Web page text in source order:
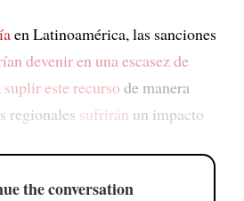
en Latinoamérica, las sanciones
devenir en una escasez de
este recurso de manera
regionales sufrirán un impacto
the conversation